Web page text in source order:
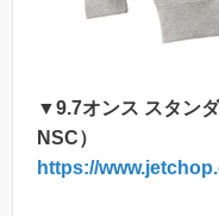
▼9.7オンス スタン
NSC）
https://